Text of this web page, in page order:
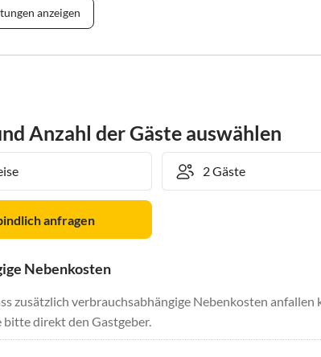
anzeigen
Anzahl der Gäste auswählen
anfragen
Nebenkosten
zusätzlich verbrauchsabhängige Nebenkosten anfallen
direkt den Gastgeber.